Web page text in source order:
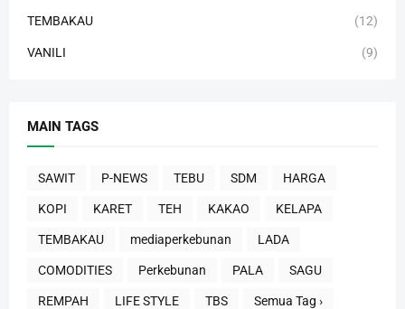
TEMBAKAU (12)
VANILI (9)
MAIN TAGS
SAWIT P-NEWS TEBU SDM HARGA
KOPI KARET TEH KAKAO KELAPA
TEMBAKAU mediaperkebunan LADA
COMODITIES Perkebunan PALA SAGU
REMPAH LIFE STYLE TBS Semua Tag ›